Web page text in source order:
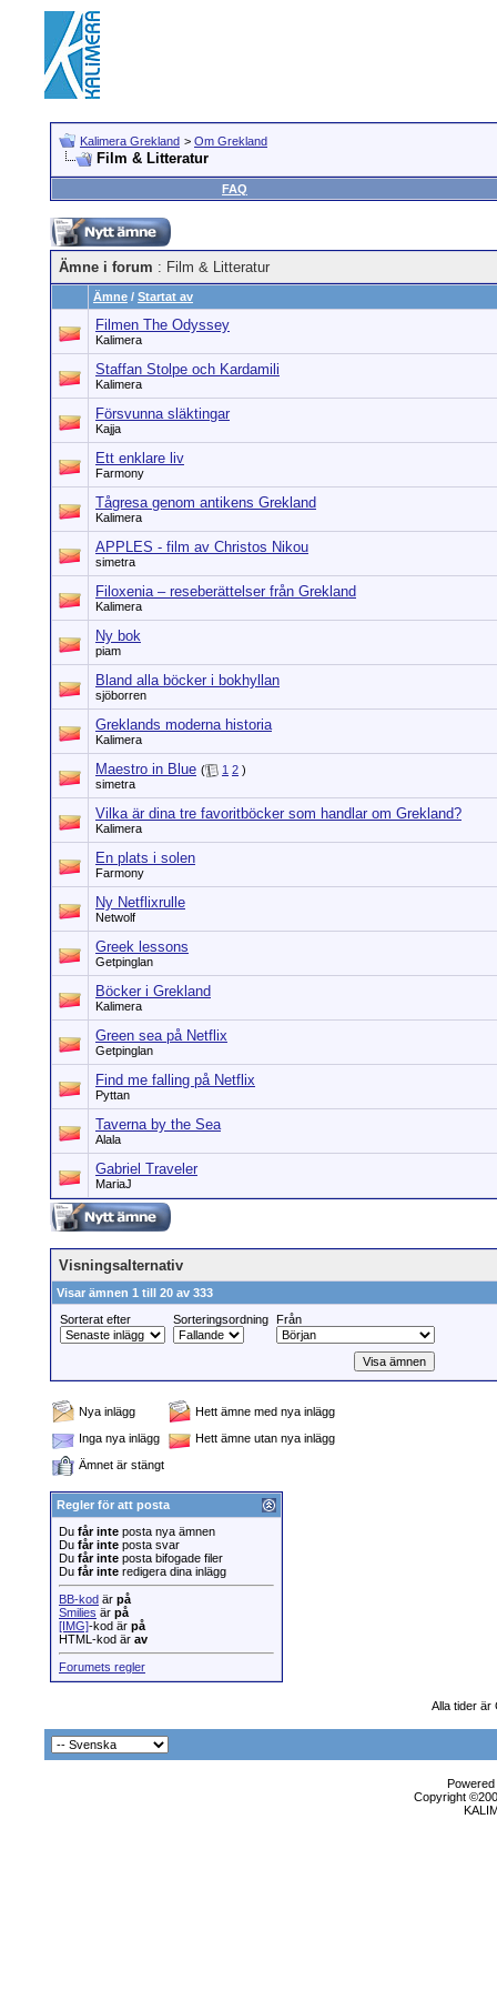
Kalimera Grekland > Om Grekland
Film & Litteratur
FAQ
Ämne i forum : Film & Litteratur
Ämne / Startat av
Filmen The Odyssey
Kalimera
Staffan Stolpe och Kardamili
Kalimera
Försvunna släktingar
Kajja
Ett enklare liv
Farmony
Tågresa genom antikens Grekland
Kalimera
APPLES - film av Christos Nikou
simetra
Filoxenia – reseberättelser från Grekland
Kalimera
Ny bok
piam
Bland alla böcker i bokhyllan
sjöborren
Greklands moderna historia
Kalimera
Maestro in Blue ( 1 2 )
simetra
Vilka är dina tre favoritböcker som handlar om Grekland?
Kalimera
En plats i solen
Farmony
Ny Netflixrulle
Netwolf
Greek lessons
Getpinglan
Böcker i Grekland
Kalimera
Green sea på Netflix
Getpinglan
Find me falling på Netflix
Pyttan
Taverna by the Sea
Alala
Gabriel Traveler
MariaJ
Visningsalternativ
Visar ämnen 1 till 20 av 333
Sorterat efter
Sorteringsordning Från
Nya inlägg
Hett ämne med nya inlägg
Inga nya inlägg
Hett ämne utan nya inlägg
Ämnet är stängt
Regler för att posta
Du får inte posta nya ämnen
Du får inte posta svar
Du får inte posta bifogade filer
Du får inte redigera dina inlägg
BB-kod är på
Smilies är på
[IMG]-kod är på
HTML-kod är av
Forumets regler
Alla tider är
Copyright